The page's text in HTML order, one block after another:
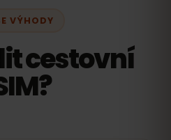
VÝHODY
cestovní